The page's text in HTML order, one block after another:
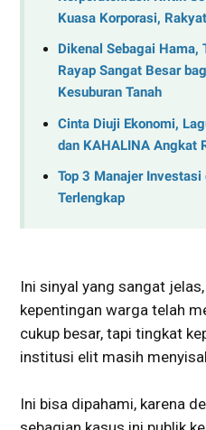
Kuasa Korporasi,
Dikenal Sebagai Hama,
Rayap Sangat Besar
Kesuburan Tanah
Cinta Diuji Ekonomi,
dan KAHALINA Angkat
Top 3 Manajer
Terlengkap
Ini sinyal yang sangat
kepentingan warga telah
cukup besar, tapi tingkat
institusi elit masih
Ini bisa dipahami, karena